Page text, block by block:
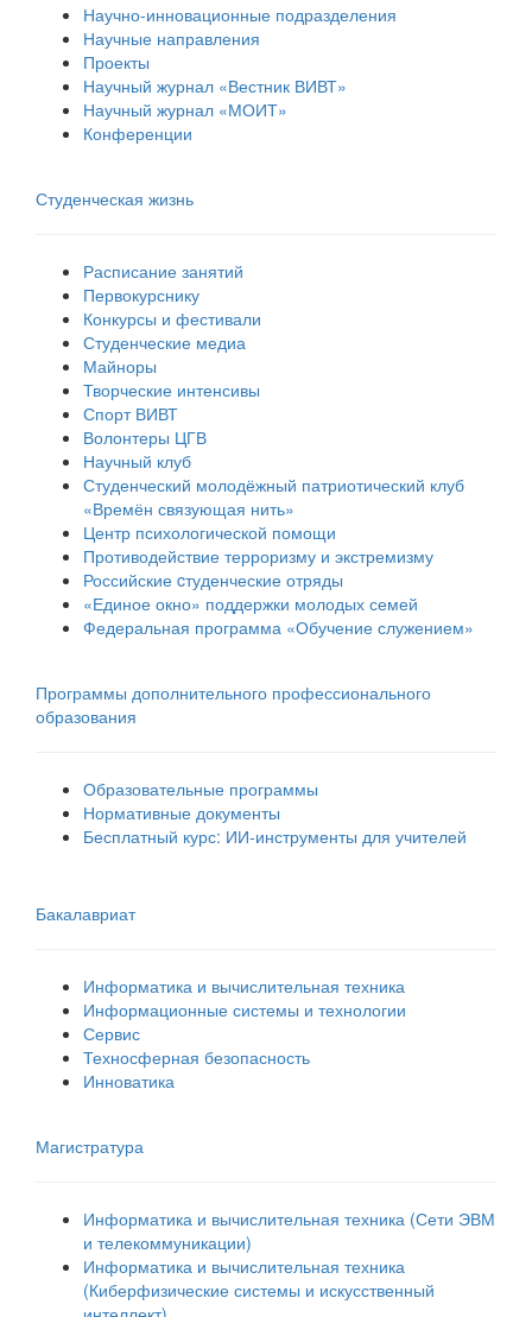
Научно-инновационные подразделения
Научные направления
Проекты
Научный журнал «Вестник ВИВТ»
Научный журнал «МОИТ»
Конференции
Студенческая жизнь
Расписание занятий
Первокурснику
Конкурсы и фестивали
Студенческие медиа
Майноры
Творческие интенсивы
Спорт ВИВТ
Волонтеры ЦГВ
Научный клуб
Студенческий молодёжный патриотический клуб
«Времён связующая нить»
Центр психологической помощи
Противодействие терроризму и экстремизму
Российские cтуденческие отряды
«Единое окно» поддержки молодых семей
Федеральная программа «Обучение служением»
Программы дополнительного профессионального
образования
Образовательные программы
Нормативные документы
Бесплатный курс: ИИ‑инструменты для учителей
Бакалавриат
Информатика и вычислительная техника
Информационные системы и технологии
Сервис
Техносферная безопасность
Инноватика
Магистратура
Информатика и вычислительная техника (Сети ЭВМ
и телекоммуникации)
Информатика и вычислительная техника
(Киберфизические системы и искусственный